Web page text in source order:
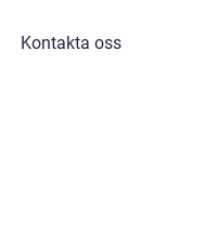
Kontakta oss